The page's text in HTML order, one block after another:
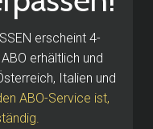
erscheint 4-
erhältlich und
Italien und
ABO-Service ist,